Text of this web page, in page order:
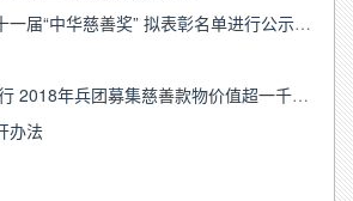
民政部关于对第十一届“中华慈善奖” 拟表彰名单进行公示的公告
聚爱成海 温暖前行 2018年兵团募集慈善款物价值超一千万元
办法